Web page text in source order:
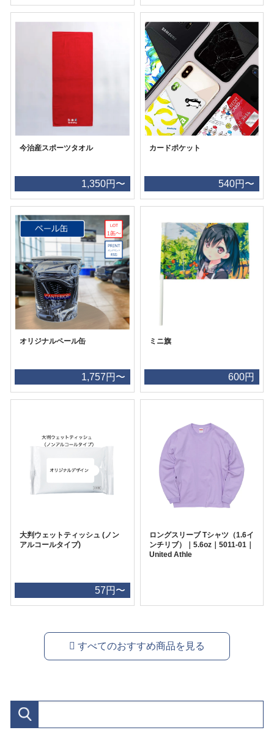
今治産スポーツタオル
1,350円〜
カードポケット
540円〜
オリジナルペール缶
1,757円〜
ミニ旗
600円
大判ウェットティッシュ (ノン
アルコールタイプ)
57円〜
ロングスリーブ Tシャツ（1.6イ
ンチリブ）｜5.6oz｜5011-01｜
United Athle
すべてのおすすめ商品を見る